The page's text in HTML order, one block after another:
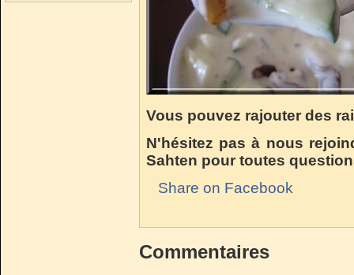
Vous pouvez rajouter des
N'hésitez pas à nous
Sahten pour toutes
Share on Facebook
Commentaires